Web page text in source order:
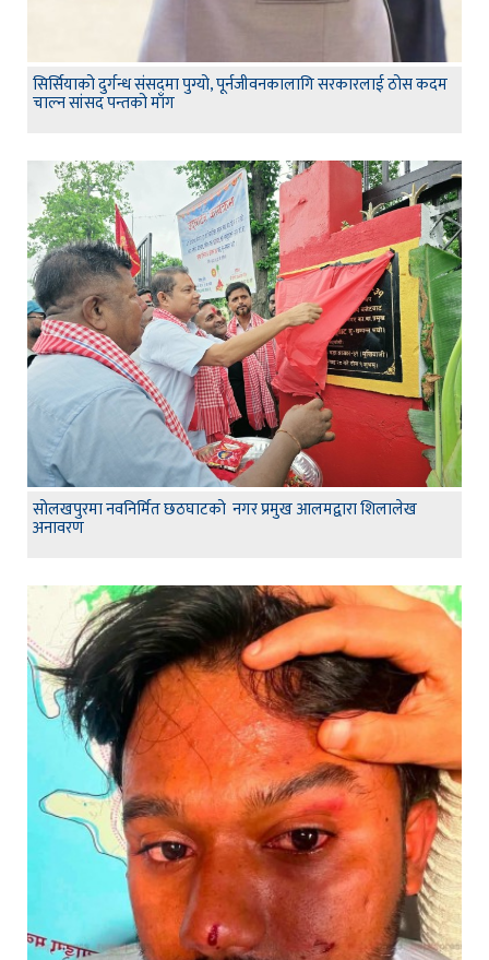
सिर्सियाको दुर्गन्ध संसदमा पुग्यो, पूर्नजीवनकालागि सरकारलाई ठोस कदम
चाल्न सांसद पन्तको माँग
सोलखपुरमा नवनिर्मित छठघाटको नगर प्रमुख आलमद्वारा शिलालेख
अनावरण